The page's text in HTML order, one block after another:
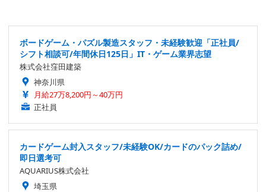
ボードゲーム・パズル製造スタッフ・未経験歓迎「正社員/
シフト相談可/年間休日125日」IT・ゲーム業界志望
株式会社窪田建築
神奈川県
月給27万8,200円～40万円
正社員
カードゲーム封入スタッフ/未経験OK/カードのパック詰め/
即日選考可
AQUARIUS株式会社
埼玉県